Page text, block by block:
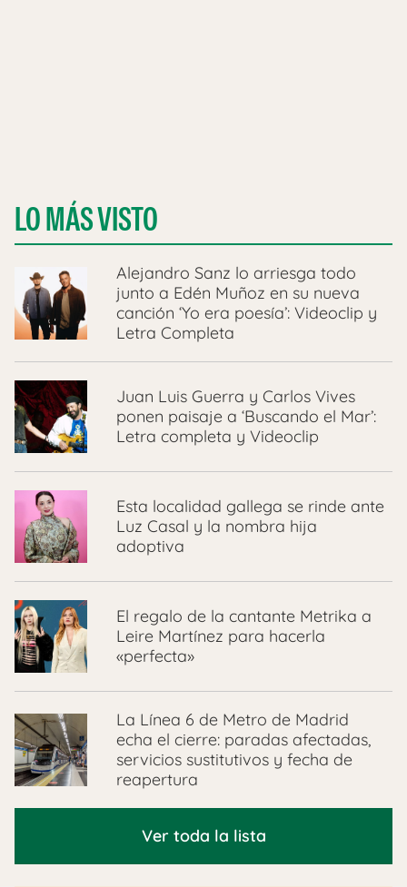
LO MÁS VISTO
Alejandro Sanz lo arriesga todo
junto a Edén Muñoz en su nueva
canción ‘Yo era poesía’: Videoclip y
Letra Completa
Juan Luis Guerra y Carlos Vives
ponen paisaje a ‘Buscando el Mar’:
Letra completa y Videoclip
Esta localidad gallega se rinde ante
Luz Casal y la nombra hija
adoptiva
El regalo de la cantante Metrika a
Leire Martínez para hacerla
«perfecta»
La Línea 6 de Metro de Madrid
echa el cierre: paradas afectadas,
servicios sustitutivos y fecha de
reapertura
Ver toda la lista